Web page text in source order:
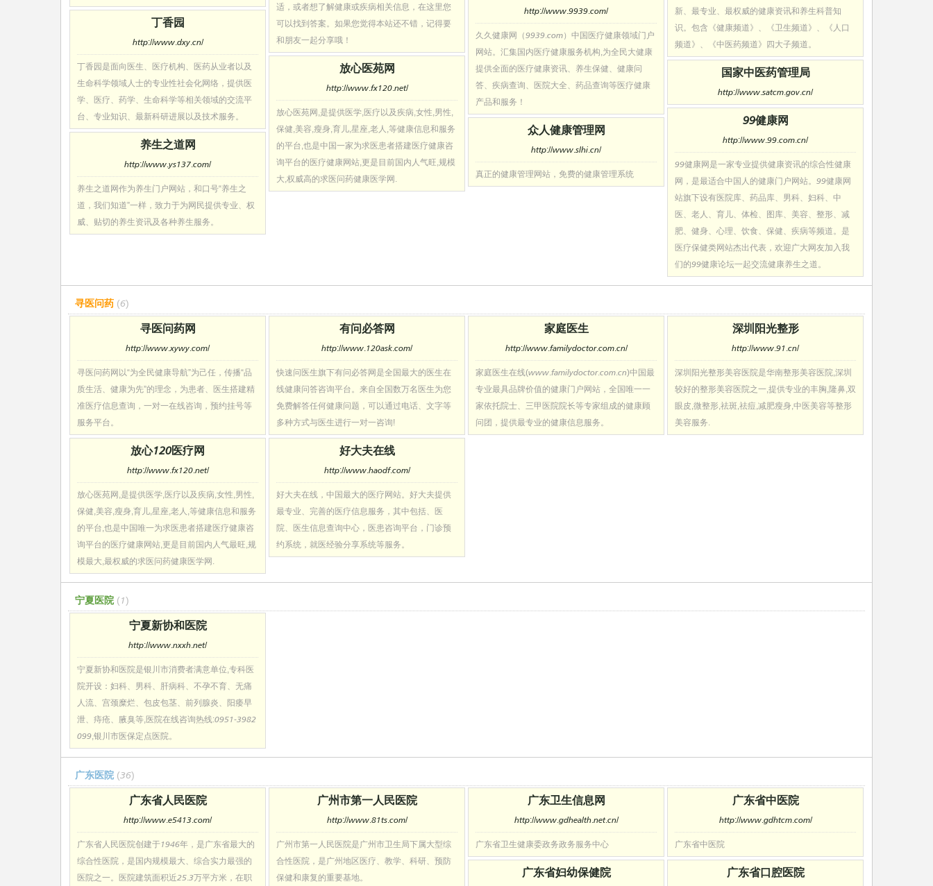
新、最专业、最权威的健康资讯和养生科普知
识。包含《健康频道》、《卫生频道》、《人口
频道》、《中医药频道》四大子频道。
适，或者想了解健康或疾病相关信息，在这里您
可以找到答案。如果您觉得本站还不错，记得要
和朋友一起分享哦！
http://www.9939.com/
久久健康网（9939.com）中国医疗健康领域门户
网站。汇集国内医疗健康服务机构,为全民大健康
提供全面的医疗健康资讯、养生保健、健康问
答、疾病查询、医院大全、药品查询等医疗健康
产品和服务！
丁香园
http://www.dxy.cn/
丁香园是面向医生、医疗机构、医药从业者以及
生命科学领域人士的专业性社会化网络，提供医
学、医疗、药学、生命科学等相关领域的交流平
台、专业知识、最新科研进展以及技术服务。
放心医苑网
http://www.fx120.net/
放心医苑网,是提供医学,医疗以及疾病,女性,男性,
保健,美容,瘦身,育儿,星座,老人,等健康信息和服务
的平台,也是中国一家为求医患者搭建医疗健康咨
询平台的医疗健康网站,更是目前国内人气旺,规模
大,权威高的求医问药健康医学网.
国家中医药管理局
http://www.satcm.gov.cn/
99健康网
http://www.99.com.cn/
99健康网是一家专业提供健康资讯的综合性健康
网，是最适合中国人的健康门户网站。99健康网
站旗下设有医院库、药品库、男科、妇科、中
医、老人、育儿、体检、图库、美容、整形、减
肥、健身、心理、饮食、保健、疾病等频道。是
医疗保健类网站杰出代表，欢迎广大网友加入我
们的99健康论坛一起交流健康养生之道。
众人健康管理网
http://www.slhi.cn/
真正的健康管理网站，免费的健康管理系统
养生之道网
http://www.ys137.com/
养生之道网作为养生门户网站，和口号“养生之
道，我们知道”一样，致力于为网民提供专业、权
威、贴切的养生资讯及各种养生服务。
寻医问药 (6)
寻医问药网
http://www.xywy.com/
寻医问药网以“为全民健康导航”为己任，传播“品
质生活、健康为先”的理念，为患者、医生搭建精
准医疗信息查询，一对一在线咨询，预约挂号等
服务平台。
有问必答网
http://www.120ask.com/
快速问医生旗下有问必答网是全国最大的医生在
线健康问答咨询平台。来自全国数万名医生为您
免费解答任何健康问题，可以通过电话、文字等
多种方式与医生进行一对一咨询!
家庭医生
http://www.familydoctor.com.cn/
家庭医生在线(www.familydoctor.com.cn)中国最
专业最具品牌价值的健康门户网站，全国唯一一
家依托院士、三甲医院院长等专家组成的健康顾
问团，提供最专业的健康信息服务。
深圳阳光整形
http://www.91.cn/
深圳阳光整形美容医院是华南整形美容医院,深圳
较好的整形美容医院之一,提供专业的丰胸,隆鼻,双
眼皮,微整形,祛斑,祛痘,减肥瘦身,中医美容等整形
美容服务.
放心120医疗网
http://www.fx120.net/
放心医苑网,是提供医学,医疗以及疾病,女性,男性,
保健,美容,瘦身,育儿,星座,老人,等健康信息和服务
的平台,也是中国唯一为求医患者搭建医疗健康咨
询平台的医疗健康网站,更是目前国内人气最旺,规
模最大,最权威的求医问药健康医学网.
好大夫在线
http://www.haodf.com/
好大夫在线，中国最大的医疗网站。好大夫提供
最专业、完善的医疗信息服务，其中包括、医
院、医生信息查询中心，医患咨询平台，门诊预
约系统，就医经验分享系统等服务。
宁夏医院 (1)
宁夏新协和医院
http://www.nxxh.net/
宁夏新协和医院是银川市消费者满意单位,专科医
院开设：妇科、男科、肝病科、不孕不育、无痛
人流、宫颈糜烂、包皮包茎、前列腺炎、阳痿早
泄、痔疮、腋臭等,医院在线咨询热线:0951-3982
099,银川市医保定点医院。
广东医院 (36)
广东省人民医院
http://www.e5413.com/
广东省人民医院创建于1946年，是广东省最大的
综合性医院，是国内规模最大、综合实力最强的
医院之一。医院建筑面积近25.3万平方米，在职
广州市第一人民医院
http://www.81ts.com/
广州市第一人民医院是广州市卫生局下属大型综
合性医院，是广州地区医疗、教学、科研、预防
保健和康复的重要基地。
广东卫生信息网
http://www.gdhealth.net.cn/
广东省卫生健康委政务政务服务中心
广东省中医院
http://www.gdhtcm.com/
广东省中医院
广东省妇幼保健院 广东省口腔医院